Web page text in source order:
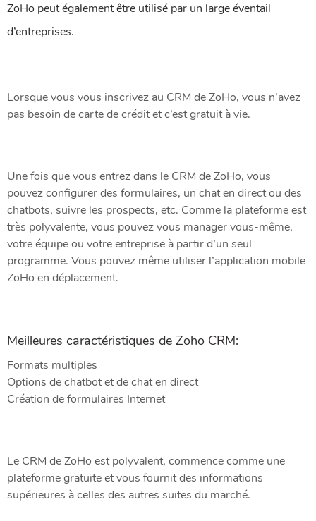
ZoHo peut également être utilisé par un large éventail
d’entreprises.
Lorsque vous vous inscrivez au CRM de ZoHo, vous n’avez
pas besoin de carte de crédit et c’est gratuit à vie.
Une fois que vous entrez dans le CRM de ZoHo, vous
pouvez configurer des formulaires, un chat en direct ou des
chatbots, suivre les prospects, etc. Comme la plateforme est
très polyvalente, vous pouvez vous manager vous-même,
votre équipe ou votre entreprise à partir d’un seul
programme. Vous pouvez même utiliser l’application mobile
ZoHo en déplacement.
Meilleures caractéristiques de Zoho CRM:
Formats multiples
Options de chatbot et de chat en direct
Création de formulaires Internet
Le CRM de ZoHo est polyvalent, commence comme une
plateforme gratuite et vous fournit des informations
supérieures à celles des autres suites du marché.